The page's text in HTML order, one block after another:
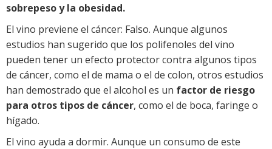
sobrepeso y la obesidad.
El vino previene el cáncer: Falso. Aunque algunos
estudios han sugerido que los polifenoles del vino
pueden tener un efecto protector contra algunos tipos
de cáncer, como el de mama o el de colon, otros estudios
han demostrado que el alcohol es un factor de riesgo
para otros tipos de cáncer, como el de boca, faringe o
hígado.
El vino ayuda a dormir. Aunque un consumo de este